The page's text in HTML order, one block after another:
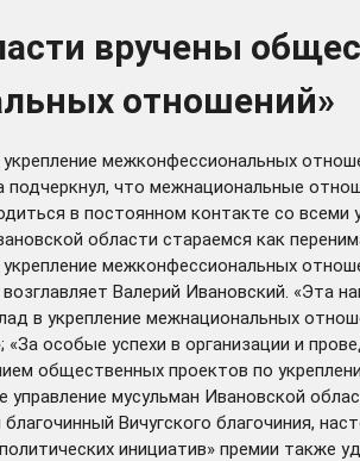
вручены
отношений»
межконфессиональных
подчеркнул, что межнациональные
в постоянном контакте со
области стараемся как
межконфессиональных
Валерий Ивановский. «Эта
в укрепление межнациональных
особые успехи в организации и
общественных проектов по
управление мусульман Ивановской
Вичугского благочиния,
инициатив» премии